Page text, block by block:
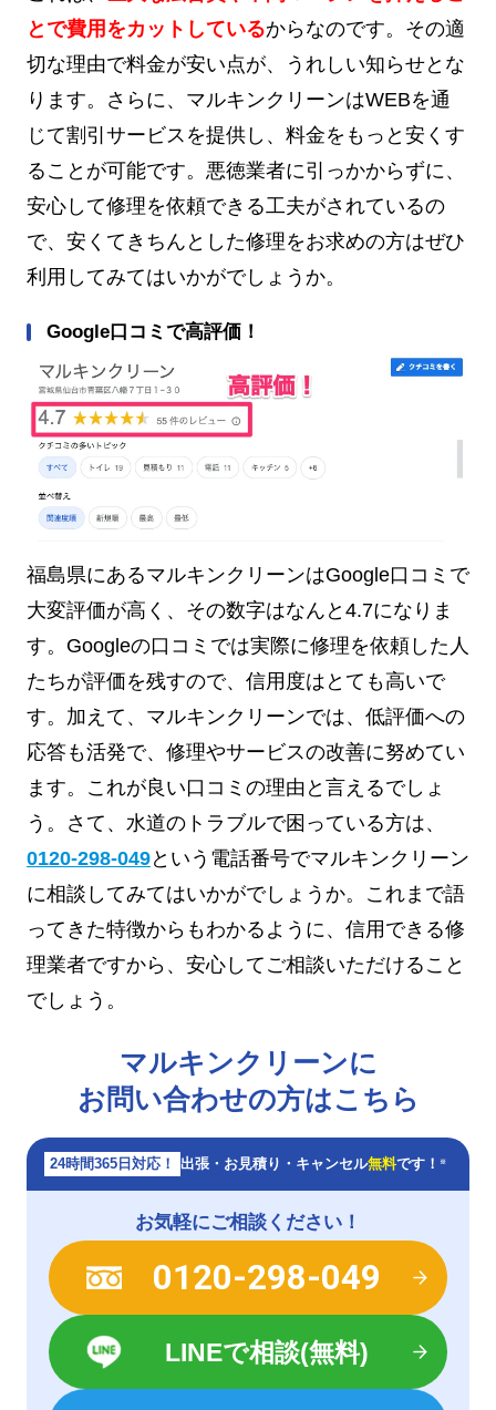
とで費用をカットしているからなのです。その適
切な理由で料金が安い点が、うれしい知らせとな
ります。さらに、マルキンクリーンはWEBを通
じて割引サービスを提供し、料金をもっと安くす
ることが可能です。悪徳業者に引っかからずに、
安心して修理を依頼できる工夫がされているの
で、安くてきちんとした修理をお求めの方はぜひ
利用してみてはいかがでしょうか。
Google口コミで高評価！
福島県にあるマルキンクリーンはGoogle口コミで
大変評価が高く、その数字はなんと4.7になりま
す。Googleの口コミでは実際に修理を依頼した人
たちが評価を残すので、信用度はとても高いで
す。加えて、マルキンクリーンでは、低評価への
応答も活発で、修理やサービスの改善に努めてい
ます。これが良い口コミの理由と言えるでしょ
う。さて、水道のトラブルで困っている方は、
0120-298-049という電話番号でマルキンクリーン
に相談してみてはいかがでしょうか。これまで語
ってきた特徴からもわかるように、信用できる修
理業者ですから、安心してご相談いただけること
でしょう。
マルキンクリーンに
お問い合わせの方はこちら
24時間365日対応！ 出張・お見積り・キャンセル無料です！ ※
お気軽にご相談ください！
0120-298-049
LINEで相談(無料)